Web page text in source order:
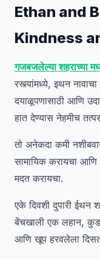
Ethan and
Kindness
गजबजलेल्या शहराच्या
रस्त्यांमध्ये, इथन
दयाळूपणासाठी आणि
हात देण्यास नेहमीच
तो अनेकदा कमी
सामायिक करायचा आणि
मदत करायचा.
एके दिवशी दुपारी ईथन
बेंचखाली एक लहान,
आणि खूप हरवलेला दिसत